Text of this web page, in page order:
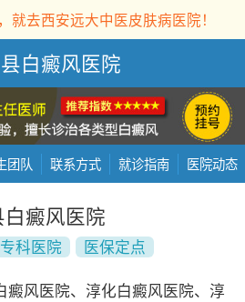
就去西安远大中医皮肤病医院！
白癜风医院
团队 联系方式 就诊指南 医院动态
癜风医院
科医院
医保定点
癜风医院、淳化白癜风医院、淳